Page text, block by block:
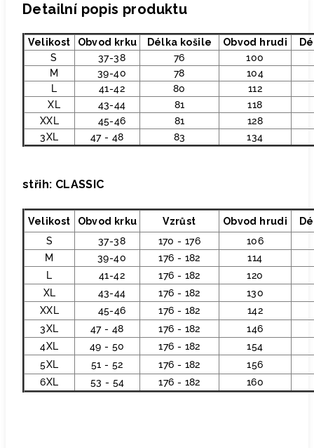
Detailní popis produktu
Velikost Obvod krku Délka košile Obvod hrudi
S
37-38 76
100
M
39-40 78
104
L
41-42 80
112
XL
43-44 81
118
XXL
45-46 81
128
3XL
47 - 48 83 134
střih: CLASSIC
Velikost Obvod krku Vzrůst Obvod hrudi
S
37-38 170 - 176
106
M
39-40 176 - 182
114
L
41-42 176 - 182
120
XL
43-44 176 - 182
130
XXL
45-46 176 - 182
142
3XL
47 - 48 176 - 182
146
4XL
49 - 50 176 - 182
154
5XL
51 - 52 176 - 182
156
6XL
53 - 54 176 - 182 160